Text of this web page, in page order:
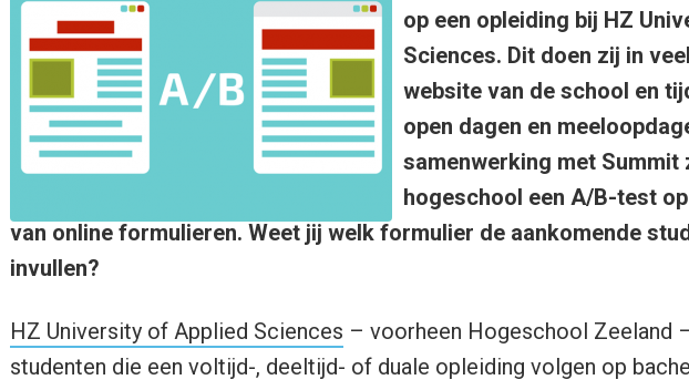
op een opleiding bij HZ
Sciences. Dit doen zij in
website van de school en
open dagen en
samenwerking met Summit
hogeschool een A/B-test
van online formulieren. Weet jij welk formulier de aankomende
invullen?
HZ University of Applied Sciences – voorheen Hogeschool Zeeland
studenten die een voltijd-, deeltijd- of duale opleiding volgen op